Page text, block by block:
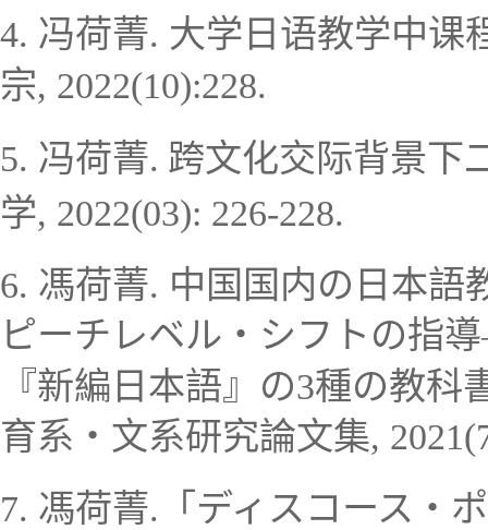
4. 冯荷菁. 大学日语教学中课
宗, 2022(10):228.
5. 冯荷菁. 跨文化交际背景下
学, 2022(03): 226-228.
6. 馮荷菁. 中国国内の日本語
ピーチレベル ・ シフトの指導
『新編日本語』の3種の教科
育系 ・ 文系研究論文集,
7. 馮荷菁.「ディスコース ・